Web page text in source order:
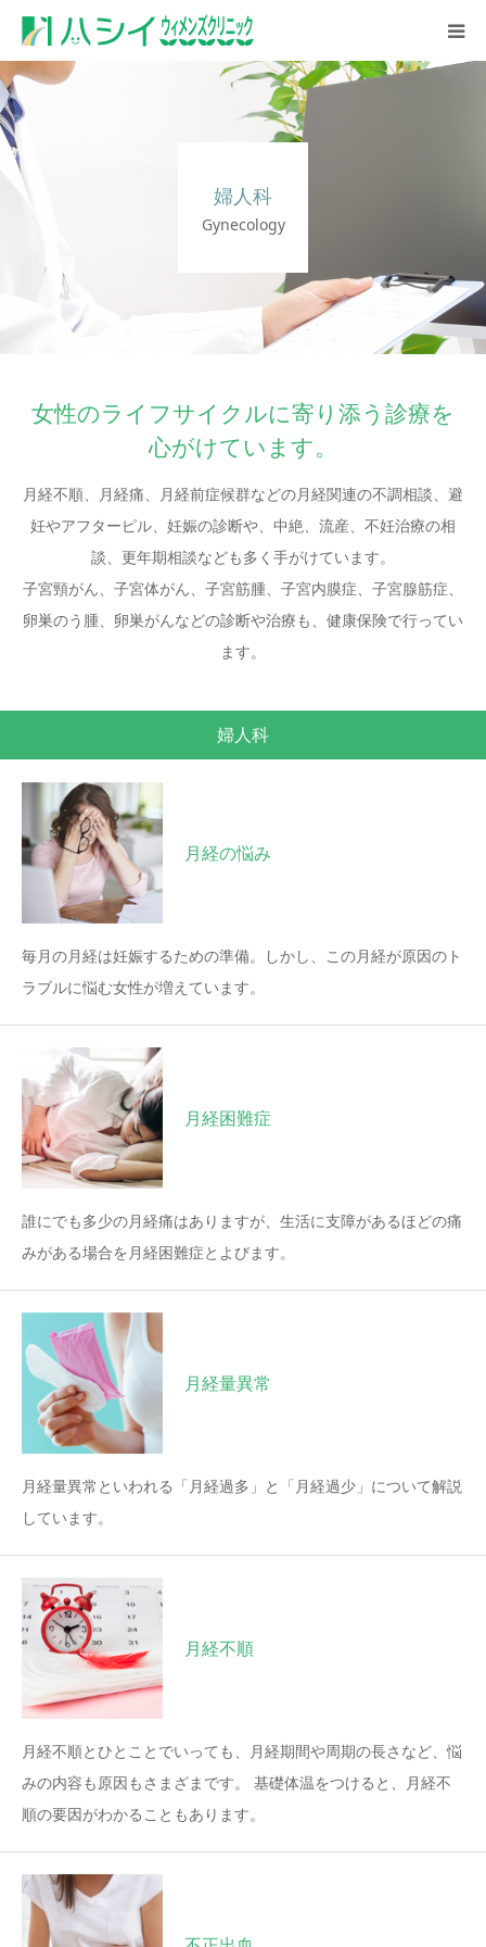
婦人科
Gynecology
女性のライフサイクルに寄り添う診療を
心がけています。
月経不順、月経痛、月経前症候群などの月経関連の不調相談、避
妊やアフターピル、妊娠の診断や、中絶、流産、不妊治療の相
談、更年期相談なども多く手がけています。
子宮頸がん、子宮体がん、子宮筋腫、子宮内膜症、子宮腺筋症、
卵巣のう腫、卵巣がんなどの診断や治療も、健康保険で行ってい
ます。
婦人科
月経の悩み
毎月の月経は妊娠するための準備。しかし、この月経が原因のト
ラブルに悩む女性が増えています。
月経困難症
誰にでも多少の月経痛はありますが、生活に支障があるほどの痛
みがある場合を月経困難症とよびます。
月経量異常
月経量異常といわれる「月経過多」と「月経過少」について解説
しています。
月経不順
月経不順とひとことでいっても、月経期間や周期の長さなど、悩
みの内容も原因もさまざまです。 基礎体温をつけると、月経不
順の要因がわかることもあります。
診療時間・アクセス